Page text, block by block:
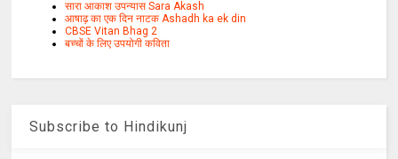
सारा आकाश उपन्यास Sara Akash
आषाढ़ का एक दिन नाटक Ashadh ka ek din
CBSE Vitan Bhag 2
बच्चों के लिए उपयोगी कविता
Subscribe to Hindikunj